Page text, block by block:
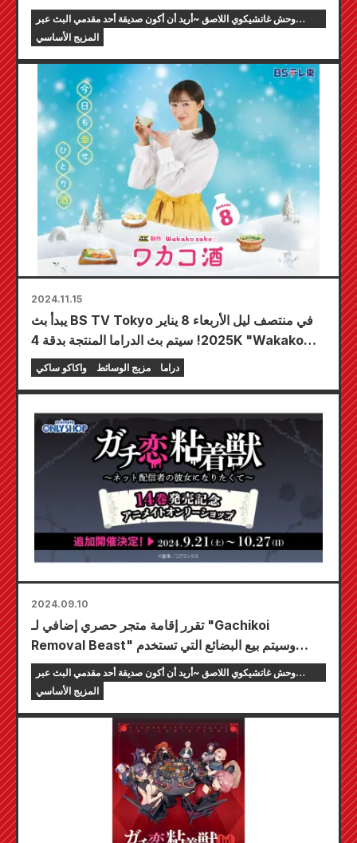
الحلقة التالية ستكون الحلقة الأخيرة.
وحش غاتشيكوي اللاصق ~أريد أن أكون صديقة أحد مقدمي البث عبر
الإنترنت~
المزيج الأساسي
2024.11.15
يبدأ بث BS TV Tokyo في منتصف ليل الأربعاء 8 يناير
2025! سيتم بث الدراما المنتجة بدقة 4K "Wakako
Sake Season 8" !!! سوف تستمتع Wakako بطعم
الشتاء ♪ تقديم المتعة الحقيقية لـ "من أجل النساء
وحدهن"
واكاكو ساكي مزيج الوسائط دراما
2024.09.10
تقرر إقامة متجر حصري إضافي لـ "Gachikoi
Removal Beast" وسيتم بيع البضائع التي تستخدم
الرسوم التوضيحية الأصلية للمؤلف Seira في 4 متاجر
Animate في جميع أنحاء البلاد
وحش غاتشيكوي اللاصق ~أريد أن أكون صديقة أحد مقدمي البث عبر
الإنترنت~
المزيج الأساسي